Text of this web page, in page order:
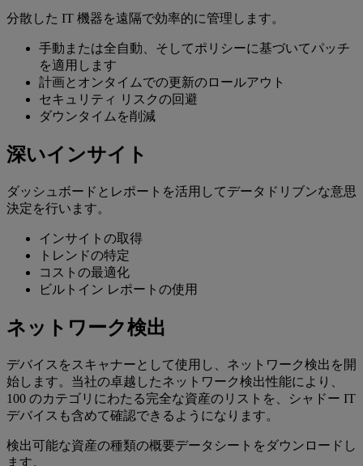
分散した IT 機器を遠隔で効率的に管理します。
手動または全自動、そしてポリシーに基づいてパッチ
を適用します
計画とオンタイムでの更新のロールアウト
セキュリティ リスクの回避
ダウンタイムを削減
深いインサイト
ダッシュボードとレポートを活用してデータドリブンな意思
決定を行います。
インサイトの取得
トレンドの特定
コストの最適化
ビルトイン レポートの使用
ネットワーク検出
デバイスをスキャナーとして使用し、ネットワーク検出を開
始します。当社の卓越したネットワーク検出性能により、
100 のカテゴリにわたる完全な資産のリストを、シャドー IT
デバイスも含めて確認できるようになります。
検出可能な資産の種類の概要データシートをダウンロードし
ます。